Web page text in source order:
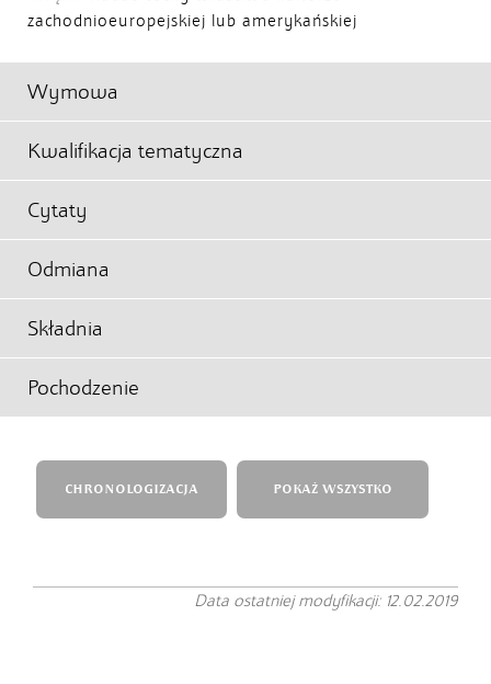
zachodnioeuropejskiej lub amerykańskiej
Wymowa
Kwalifikacja tematyczna
Cytaty
Odmiana
Składnia
Pochodzenie
CHRONOLOGIZACJA POKAŻ WSZYSTKO
Data ostatniej modyfikacji: 12.02.2019